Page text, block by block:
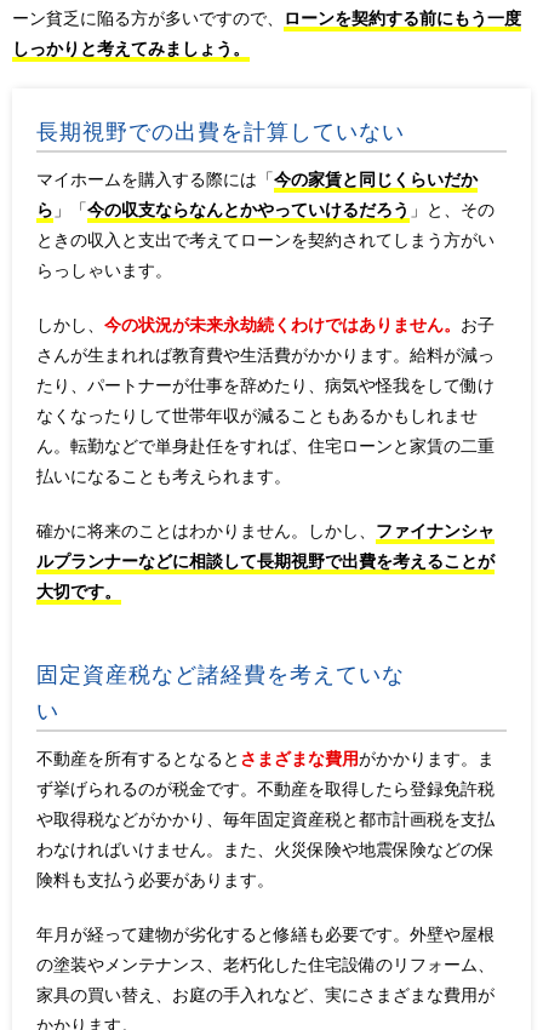
ーン貧乏に陥る方が多いですので、
ローンを契約する前にもう一度
しっかりと考えてみましょう。
長期視野での出費を計算していない
マイホームを購入する際には「 今の家賃と同じくらいだか
ら 」「 今の収支ならなんとかやっていけるだろう 」と、その
ときの収入と支出で考えてローンを契約されてしまう方がい
らっしゃいます。
しかし、 今の状況が未来永劫続くわけではありません。 お子
さんが生まれれば教育費や生活費がかかります。給料が減っ
たり、パートナーが仕事を辞めたり、病気や怪我をして働け
なくなったりして世帯年収が減ることもあるかもしれませ
ん。転勤などで単身赴任をすれば、住宅ローンと家賃の二重
払いになることも考えられます。
確かに将来のことはわかりません。しかし、 ファイナンシャ
ルプランナーなどに相談して長期視野で出費を考えることが
大切です。
固定資産税など諸経費を考えていな
い
不動産を所有するとなると さまざまな費用がかかります。ま
ず挙げられるのが税金です。不動産を取得したら登録免許税
や取得税などがかかり、毎年固定資産税と都市計画税を支払
わなければいけません。また、火災保険や地震保険などの保
険料も支払う必要があります。
年月が経って建物が劣化すると修繕も必要です。外壁や屋根
の塗装やメンテナンス、老朽化した住宅設備のリフォーム、
家具の買い替え、お庭の手入れなど、実にさまざまな費用が
かかります。